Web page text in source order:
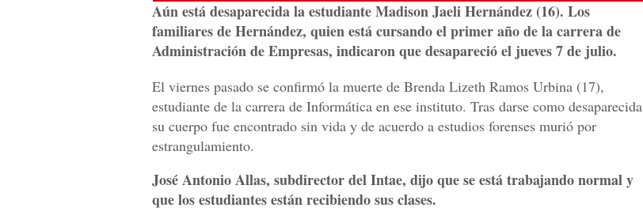
Aún está desaparecida la estudiante Madison Jaeli Hernández (16). Los
familiares de Hernández, quien está cursando el primer año de la carrera de
Administración de Empresas, indicaron que desapareció el jueves 7 de julio.
El viernes pasado se confirmó la muerte de Brenda Lizeth Ramos Urbina (17),
estudiante de la carrera de Informática en ese instituto. Tras darse como desaparecida
su cuerpo fue encontrado sin vida y de acuerdo a estudios forenses murió por
estrangulamiento.
José Antonio Allas, subdirector del Intae, dijo que se está trabajando normal y
que los estudiantes están recibiendo sus clases.